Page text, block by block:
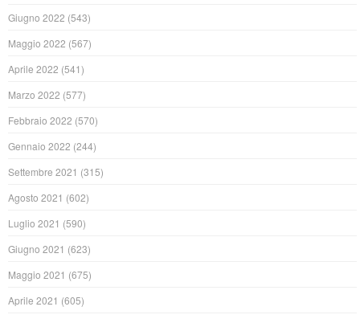
Giugno 2022 (543)
Maggio 2022 (567)
Aprile 2022 (541)
Marzo 2022 (577)
Febbraio 2022 (570)
Gennaio 2022 (244)
Settembre 2021 (315)
Agosto 2021 (602)
Luglio 2021 (590)
Giugno 2021 (623)
Maggio 2021 (675)
Aprile 2021 (605)